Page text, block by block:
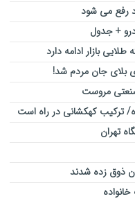
رفع می شود
+ جدول
بلای جان مردم شد!
ترکیب کهکشانی در راه است
تهران
ذوق زده شدند